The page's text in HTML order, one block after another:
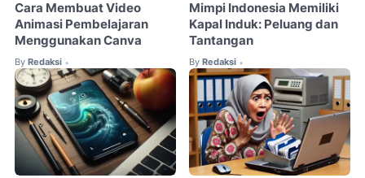
Cara Membuat Video
Animasi Pembelajaran
Menggunakan Canva
By Redaksi •
Mimpi Indonesia Memiliki
Kapal Induk: Peluang dan
Tantangan
By Redaksi •